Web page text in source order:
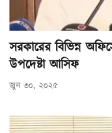
সরকারের বিভিন্ন
উপদেষ্টা আসিফ
জুন ৩০, ২০২৫